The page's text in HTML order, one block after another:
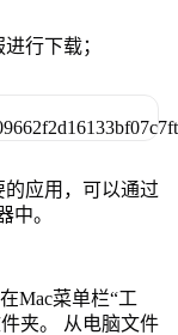
行下载；
应用，可以通过
中。
Mac菜单栏“工
夹。 从电脑文件